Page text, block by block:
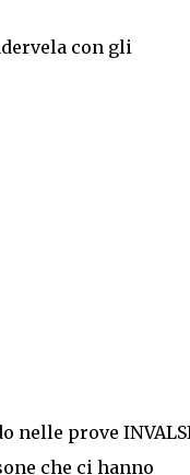
con gli
nelle prove
che ci hanno